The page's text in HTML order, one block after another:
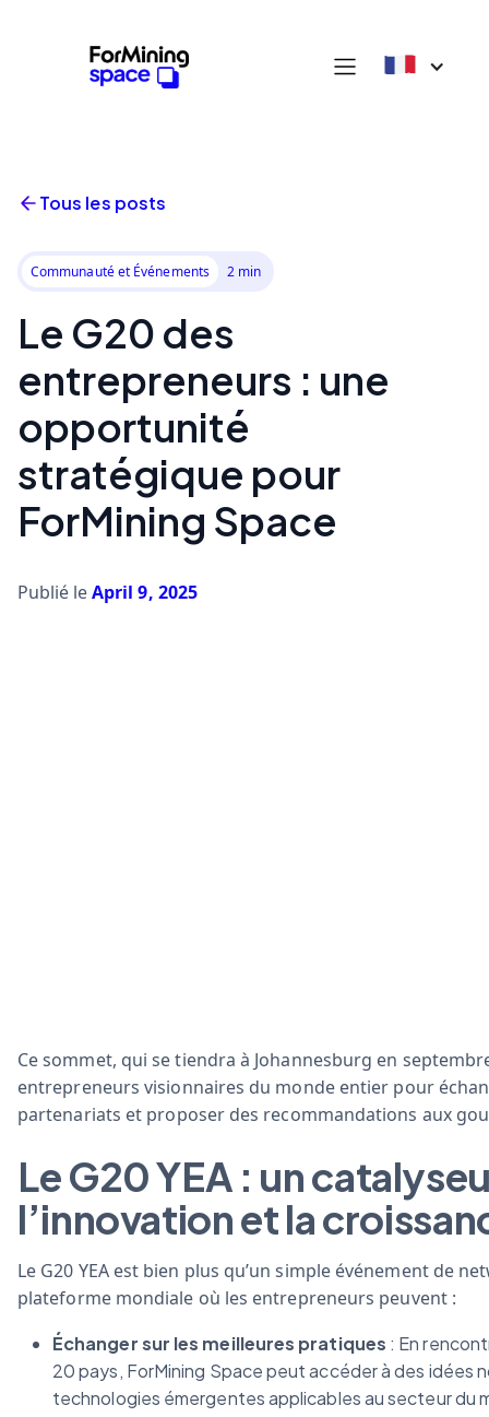
Tous les posts
Communauté et Événements 2 min
Le G20 des
entrepreneurs : une
opportunité
stratégique pour
ForMining Space
Publié leApril 9, 2025
Ce sommet, qui se tiendra à Johannesburg en
entrepreneurs visionnaires du monde entier pour
partenariats et proposer des recommandations aux
Le G20 YEA : un
l’innovation et la
Le G20 YEA est bien plus qu’un simple événement de
plateforme mondiale où les entrepreneurs peuvent :
Échanger sur les meilleures pratiques : En
20 pays, ForMining Space peut accéder à des idées
technologies émergentes applicables au secteur du